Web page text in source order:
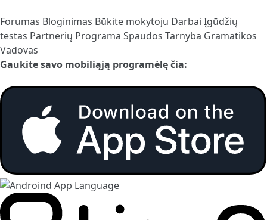
Forumas Bloginimas Būkite mokytoju Darbai Įgūdžių
testas Partnerių Programa Spaudos Tarnyba Gramatikos
Vadovas
Gaukite savo mobiliąją programėlę čia: